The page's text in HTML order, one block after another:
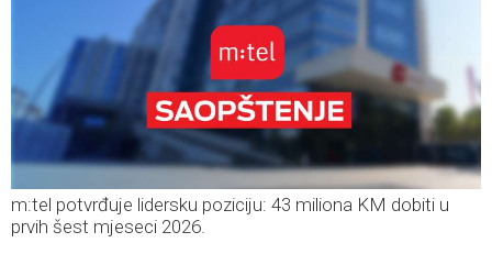
m:tel potvrđuje lidersku poziciju: 43 miliona KM dobiti u
prvih šest mjeseci 2026.